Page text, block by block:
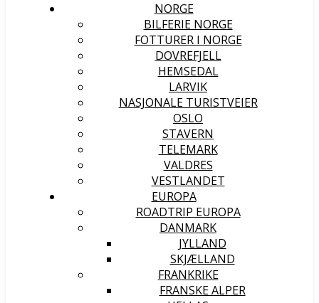
NORGE
BILFERIE NORGE
FOTTURER I NORGE
DOVREFJELL
HEMSEDAL
LARVIK
NASJONALE TURISTVEIER
OSLO
STAVERN
TELEMARK
VALDRES
VESTLANDET
EUROPA
ROADTRIP EUROPA
DANMARK
JYLLAND
SKJÆLLAND
FRANKRIKE
FRANSKE ALPER